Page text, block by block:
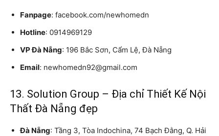
Fanpage: facebook.com/newhomedn
Hotline: 0914969129
VP Đà Nẵng: 196 Bắc Sơn, Cẩm Lệ, Đà Nẵng
Email: newhomedn92@gmail.com
13. Solution Group – Địa chỉ Thiết Kế Nội
Thất Đà Nẵng đẹp
Đà Nẵng: Tầng 3, Tòa Indochina, 74 Bạch Đằng, Q. Hải